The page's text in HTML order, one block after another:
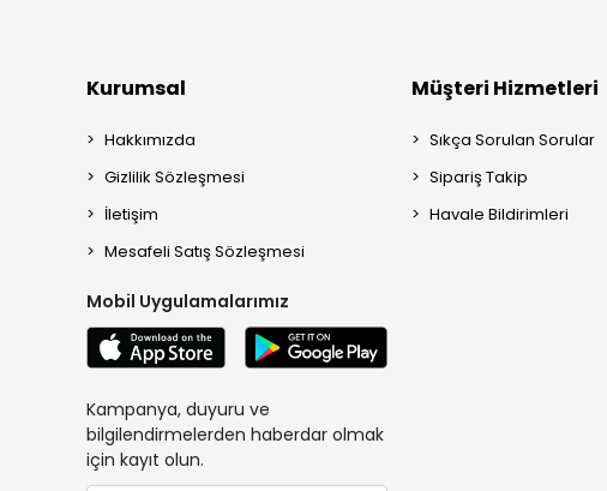
Kurumsal
Hakkımızda
Gizlilik Sözleşmesi
İletişim
Mesafeli Satış Sözleşmesi
Mobil Uygulamalarımız
Kampanya, duyuru ve
bilgilendirmelerden haberdar olmak
için kayıt olun.
Müşteri Hizmetleri
Sıkça Sorulan Sorular
Sipariş Takip
Havale Bildirimleri